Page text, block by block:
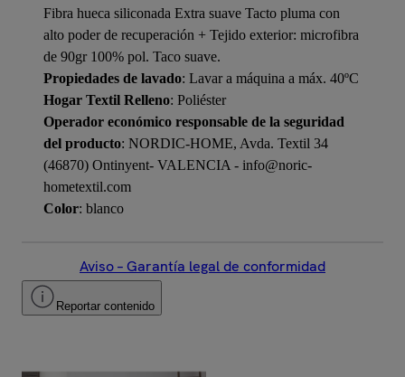
Fibra hueca siliconada Extra suave Tacto pluma con
alto poder de recuperación + Tejido exterior: microfibra
de 90gr 100% pol. Taco suave.
Propiedades de lavado: Lavar a máquina a máx. 40ºC
Hogar Textil Relleno: Poliéster
Operador económico responsable de la seguridad
del producto: NORDIC-HOME, Avda. Textil 34
(46870) Ontinyent- VALENCIA - info@noric-
hometextil.com
Color: blanco
Aviso – Garantía legal de conformidad
Reportar contenido